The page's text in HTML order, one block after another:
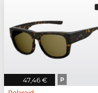
47,46 € P